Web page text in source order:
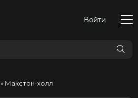
Войти
» Макстон-холл